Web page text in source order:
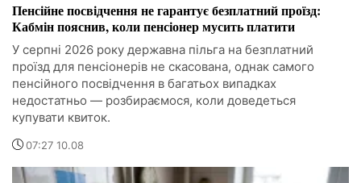
Пенсійне посвідчення не гарантує безплатний проїзд:
Кабмін пояснив, коли пенсіонер мусить платити
У серпні 2026 року державна пільга на безплатний
проїзд для пенсіонерів не скасована, однак самого
пенсійного посвідчення в багатьох випадках
недостатньо — розбираємося, коли доведеться
купувати квиток.
07:27 10.08